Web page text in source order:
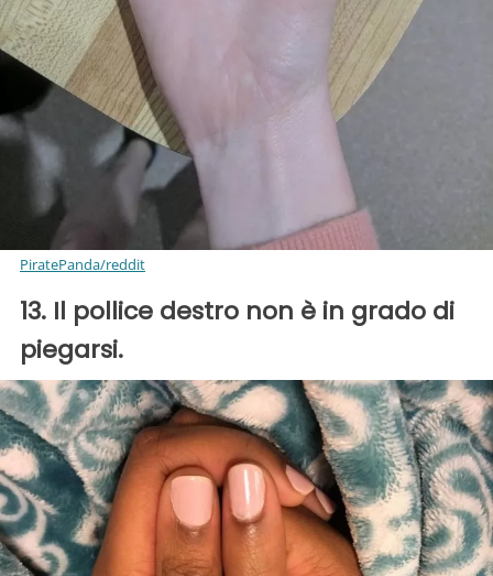
PiratePanda/reddit
13. Il pollice destro non è in grado di
piegarsi.